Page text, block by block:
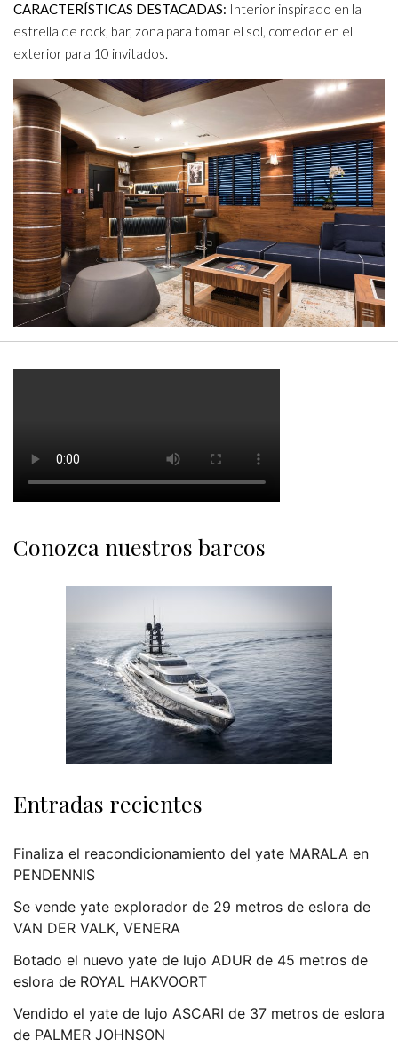
CARACTERÍSTICAS DESTACADAS: Interior inspirado en la
estrella de rock, bar, zona para tomar el sol, comedor en el
exterior para 10 invitados.
Conozca nuestros barcos
Entradas recientes
Finaliza el reacondicionamiento del yate MARALA en
PENDENNIS
Se vende yate explorador de 29 metros de eslora de
VAN DER VALK, VENERA
Botado el nuevo yate de lujo ADUR de 45 metros de
eslora de ROYAL HAKVOORT
Vendido el yate de lujo ASCARI de 37 metros de eslora
de PALMER JOHNSON